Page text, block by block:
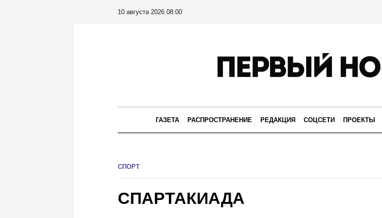
10 августа 2026 08:00
ГАЗЕТА РАСПРОСТРАНЕНИЕ РЕДАКЦИЯ СОЦСЕТИ ПРОЕКТЫ
СПОРТ
СПАРТАКИАДА